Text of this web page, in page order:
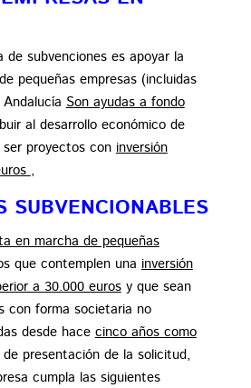
de subvenciones es apoyar la
pequeñas empresas (incluidas
Son ayudas a fondo
al desarrollo económico de
proyectos con inversión
,
SUBVENCIONABLES
en marcha de pequeñas
que contemplen una inversión
a 30.000 eurosy que sean
con forma societaria no
desde hace cinco años como
presentación de la solicitud,
cumpla las siguientes